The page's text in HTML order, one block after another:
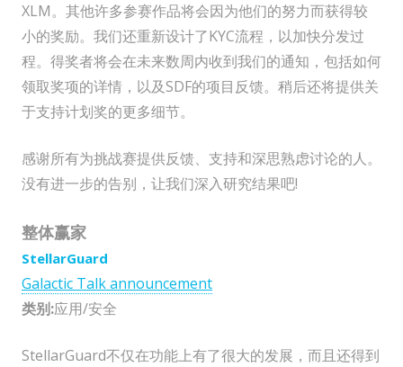
XLM。其他许多参赛作品将会因为他们的努力而获得较
小的奖励。我们还重新设计了KYC流程，以加快分发过
程。得奖者将会在未来数周内收到我们的通知，包括如何
领取奖项的详情，以及SDF的项目反馈。稍后还将提供关
于支持计划奖的更多细节。
感谢所有为挑战赛提供反馈、支持和深思熟虑讨论的人。
没有进一步的告别，让我们深入研究结果吧!
整体赢家
StellarGuard
Galactic Talk announcement
类别:应用/安全
StellarGuard不仅在功能上有了很大的发展，而且还得到